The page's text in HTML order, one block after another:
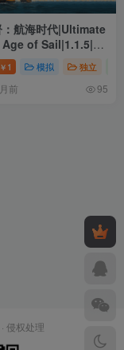
航海时代|Ultimate
of Sail|1.1.5|整
￥ 1 模拟 独立
前 95
· 侵权处理